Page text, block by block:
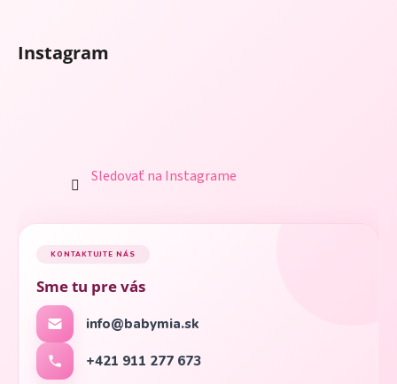
Instagram
Sledovať na Instagrame
KONTAKTUJTE NÁS
Sme tu pre vás
info@babymia.sk
+421 911 277 673